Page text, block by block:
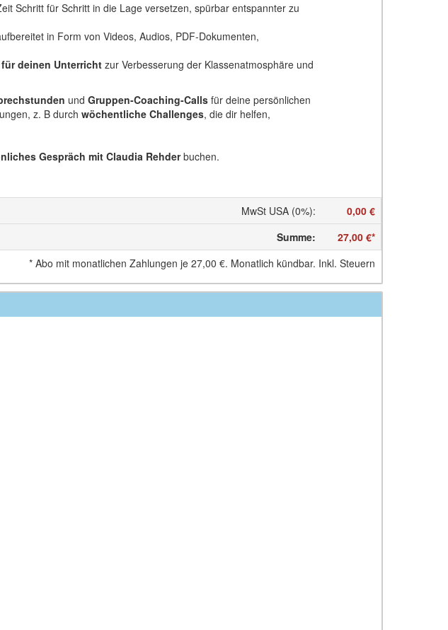
Schritt für Schritt in die Lage versetzen, spürbar entspannter zu
in Form von Videos, Audios, PDF-Dokumenten,
deinen Unterrichtzur Verbesserung der Klassenatmosphäre und
und Gruppen-Coaching-Calls für deine persönlichen
z. B durch wöchentliche Challenges, die dir helfen,
Gespräch mit Claudia Rehderbuchen.
MwSt USA (0%):
0,00 €
Summe: 27,00 €*
* Abo mit monatlichen Zahlungen je 27,00 €. Monatlich kündbar. Inkl. Steuern